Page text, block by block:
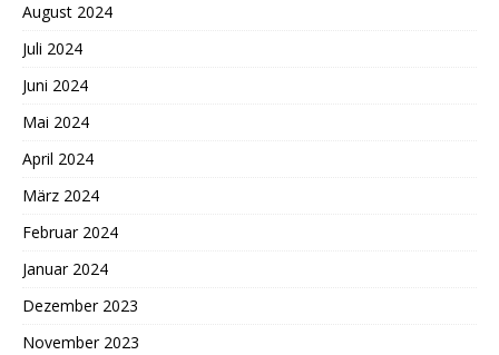
August 2024
Juli 2024
Juni 2024
Mai 2024
April 2024
März 2024
Februar 2024
Januar 2024
Dezember 2023
November 2023